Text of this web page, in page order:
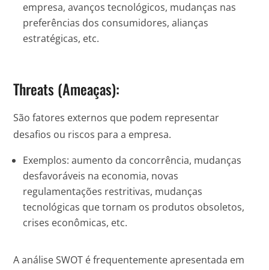
empresa, avanços tecnológicos, mudanças nas
preferências dos consumidores, alianças
estratégicas, etc.
Threats (Ameaças):
São fatores externos que podem representar
desafios ou riscos para a empresa.
Exemplos: aumento da concorrência, mudanças
desfavoráveis na economia, novas
regulamentações restritivas, mudanças
tecnológicas que tornam os produtos obsoletos,
crises econômicas, etc.
A análise SWOT é frequentemente apresentada em